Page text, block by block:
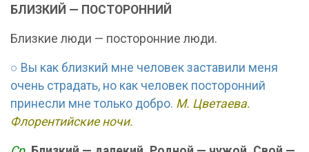
БЛИЗКИЙ — ПОСТОРОННИЙ
Близкие люди — посторонние люди.
○ Вы как близкий мне человек заставили меня
очень страдать, но как человек посторонний
принесли мне только добро. М. Цветаева.
Флорентийские ночи.